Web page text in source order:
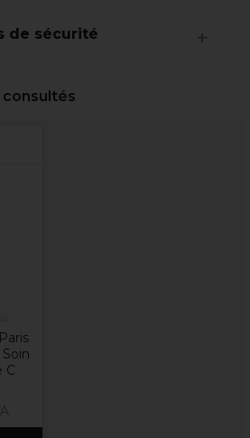
de sécurité
C